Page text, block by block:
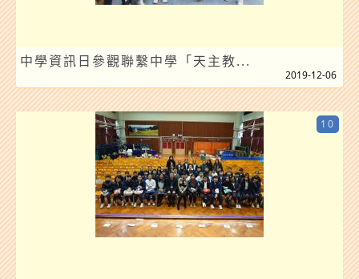
中學資訊日參觀聯繫中學「天主教...
2019-12-06
10